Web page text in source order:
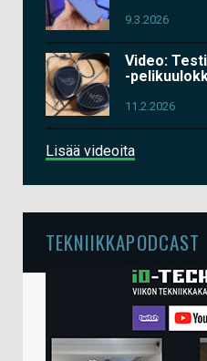
9.3.2026
Video:
-
11.2.2026
Lisää videoita
TEKNIIKKAPODCAST